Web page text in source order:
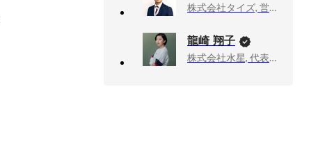
株式会社タイズ, 営業部アセットマネジメントGマネージャー/企画部経営企画Gマネージャー
龍崎 翔子
株式会社水星, 代表取締役